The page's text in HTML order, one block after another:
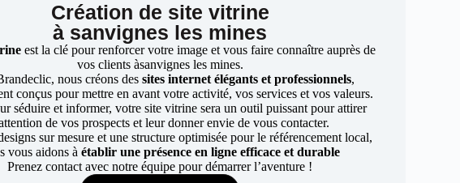
Création de site vitrine
à sanvignes les mines
est la clé pour renforcer votre image et vous faire connaître auprès de
vos clients àsanvignes les mines.
nous créons dessites internet élégants et professionnels,
conçus pour mettre en avant votre activité, vos services et vos valeurs.
séduire et informer, votre site vitrine sera un outil puissant pour attirer
de vos prospects et leur donner envie de vous contacter.
sur mesure et une structure optimisée pour le référencement local,
vous aidons à établir une présence en ligne efficace et durable
Prenez contact avec notre équipe pour démarrer l’aventure !